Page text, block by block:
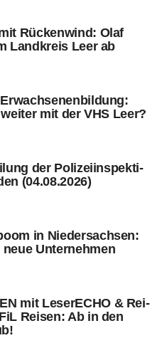
Rücken­wind: Olaf
Land­kreis Leer ab
mit der VHS Leer?
der Poli­zei­in­spek­ti­
(04.08.2026)
in Nie­der­sach­sen:
Unter­neh­men
mit Lese­r­ECHO & Rei­
Rei­sen: Ab in den